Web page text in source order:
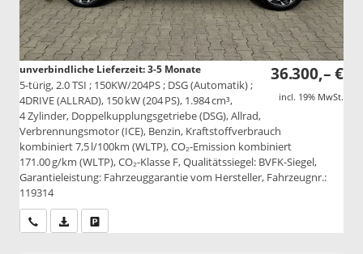
36.300,– €
incl. 19% MwSt.
unverbindliche Lieferzeit: 3-5 Monate
5-türig, 2.0 TSI ; 150KW/204PS ; DSG (Automatik) ;
4DRIVE (ALLRAD), 150 kW (204 PS), 1.984 cm³,
4 Zylinder, Doppelkupplungsgetriebe (DSG), Allrad,
Verbrennungsmotor (ICE), Benzin, Kraftstoffverbrauch
kombiniert 7,5 l/100km (WLTP), CO₂-Emission kombiniert
171.00 g/km (WLTP), CO₂-Klasse F, Qualitätssiegel: BVFK-Siegel,
Garantieleistung: Fahrzeuggarantie vom Hersteller, Fahrzeugnr.:
119314
Wir rufen Sie anPDF-Datei, Fahrzeugexposé drucken